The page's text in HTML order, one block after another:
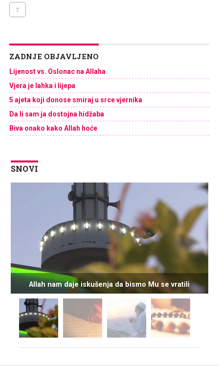
7
ZADNJE OBJAVLJENO
Lijenost vs. Oslonac na Allaha
Vjera je lahka i lijepa
5 ajeta koji donose smiraj u srce vjernika
Da li sam ja dostojna hidžaba
Biva onako kako Allah hoće
SNOVI
Allah nam daje iskušenja da bismo Mu se vratili